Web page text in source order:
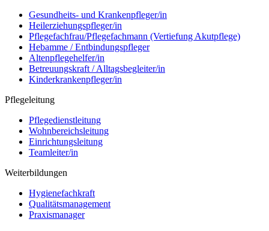
Gesundheits- und Krankenpfleger/in
Heilerziehungspfleger/in
Pflegefachfrau/Pflegefachmann (Vertiefung Akutpflege)
Hebamme / Entbindungspfleger
Altenpflegehelfer/in
Betreuungskraft / Alltagsbegleiter/in
Kinderkrankenpfleger/in
Pflegeleitung
Pflegedienstleitung
Wohnbereichsleitung
Einrichtungsleitung
Teamleiter/in
Weiterbildungen
Hygienefachkraft
Qualitätsmanagement
Praxismanager